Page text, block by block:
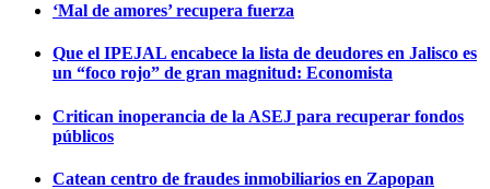
‘Mal de amores’ recupera fuerza
Que el IPEJAL encabece la lista de deudores en Jalisco es
un “foco rojo” de gran magnitud: Economista
Critican inoperancia de la ASEJ para recuperar fondos
públicos
Catean centro de fraudes inmobiliarios en Zapopan